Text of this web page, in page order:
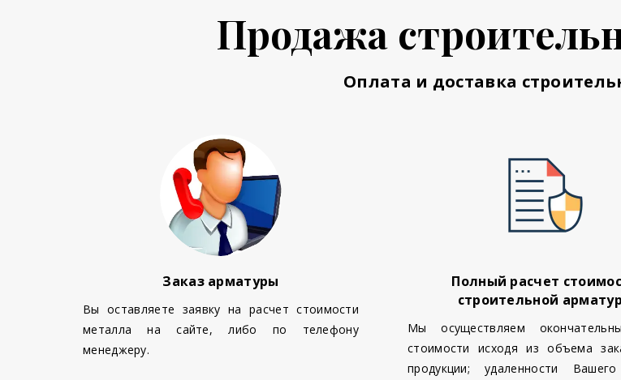
Продажа
Оплата и доставка
Заказ арматуры
Вы оставляете заявку на расчет стоимости
металла на сайте, либо по телефону
менеджеру.
Полный расчет
строительной
Мы осуществляем
стоимости исходя из объема
продукции; удаленности